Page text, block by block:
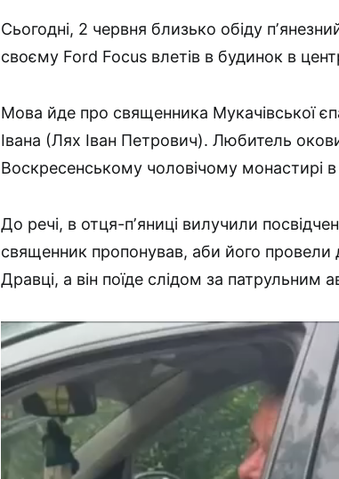
Сьогодні, 2 червня близько обіду
своєму Ford Focus влетів в будинок в
Мова йде про священника Мукачівської
Івана (Лях Іван Петрович). Любитель
Воскресенському чоловічому монастирі
До речі, в отця-пʼяниці вилучили
священник пропонував, аби його
Дравці, а він поїде слідом за патрульним